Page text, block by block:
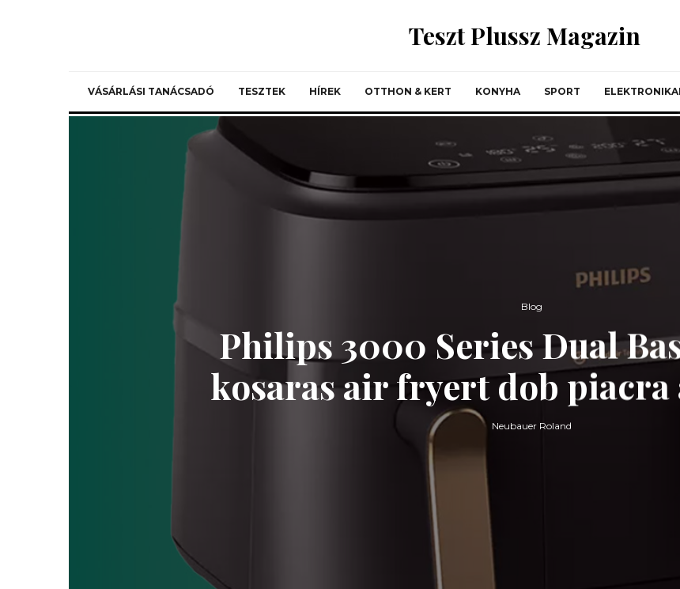
Teszt Plussz Magazin
VÁSÁRLÁSI TANÁCSADÓ TESZTEK HÍREK OTTHON & KERT KONYHA SPORT
Blog
Philips 3000 Series Dual
kosaras air fryert dob piacra
Neubauer Roland